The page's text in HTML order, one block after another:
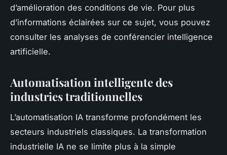
d’amélioration des conditions de vie. Pour plus
d’informations éclairées sur ce sujet, vous pouvez
consulter les analyses de conférencier intelligence
artificielle.
Automatisation intelligente des
industries traditionnelles
L’automatisation IA transforme profondément les
secteurs industriels classiques. La transformation
industrielle IA ne se limite plus à la simple